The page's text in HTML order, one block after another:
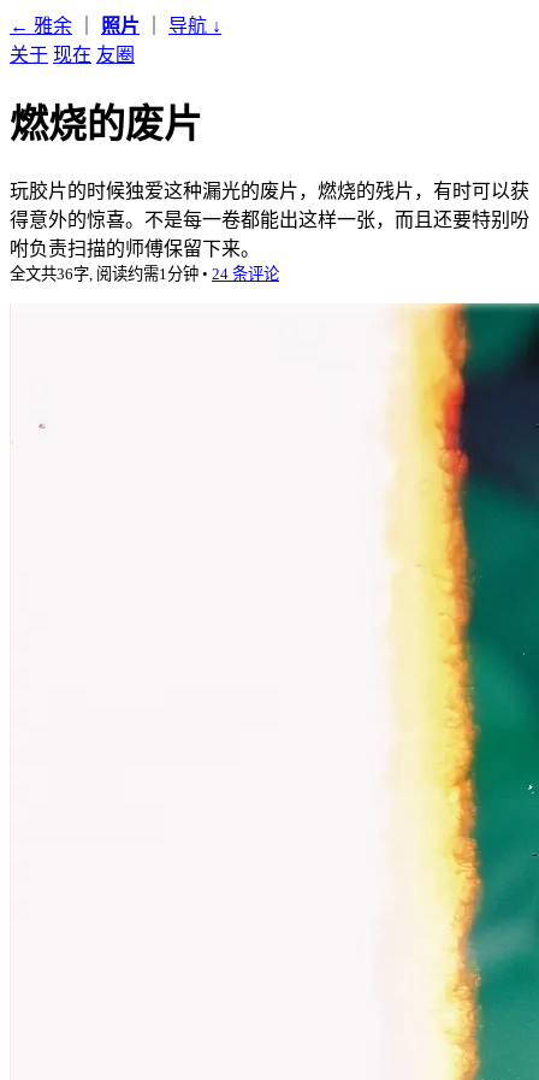
← 雅余 照片 导航 ↓
关于 现在 友圈
燃烧的废片
玩胶片的时候独爱这种漏光的废片，燃烧的残片，有时可以获
得意外的惊喜。不是每一卷都能出这样一张，而且还要特别吩
咐负责扫描的师傅保留下来。
全文共36字, 阅读约需1分钟 • 24 条评论